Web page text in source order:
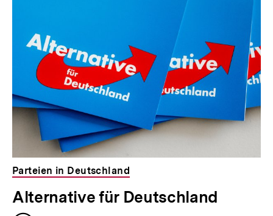
Parteien in Deutschland
Alternative für Deutschland